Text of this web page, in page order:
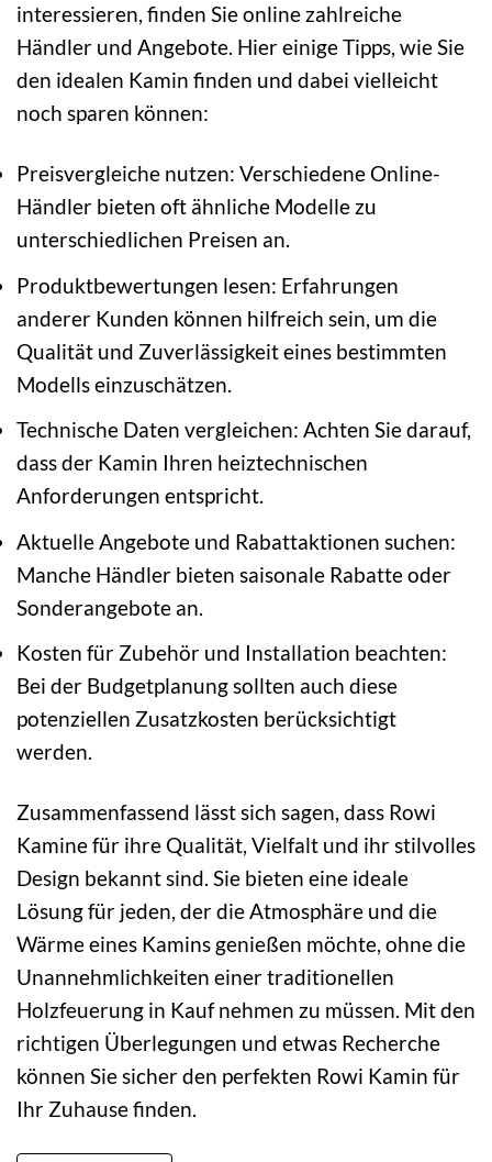
interessieren, finden Sie online zahlreiche
Händler und Angebote. Hier einige Tipps, wie Sie
den idealen Kamin finden und dabei vielleicht
noch sparen können:
Preisvergleiche nutzen: Verschiedene Online-
Händler bieten oft ähnliche Modelle zu
unterschiedlichen Preisen an.
Produktbewertungen lesen: Erfahrungen
anderer Kunden können hilfreich sein, um die
Qualität und Zuverlässigkeit eines bestimmten
Modells einzuschätzen.
Technische Daten vergleichen: Achten Sie darauf,
dass der Kamin Ihren heiztechnischen
Anforderungen entspricht.
Aktuelle Angebote und Rabattaktionen suchen:
Manche Händler bieten saisonale Rabatte oder
Sonderangebote an.
Kosten für Zubehör und Installation beachten:
Bei der Budgetplanung sollten auch diese
potenziellen Zusatzkosten berücksichtigt
werden.
Zusammenfassend lässt sich sagen, dass Rowi
Kamine für ihre Qualität, Vielfalt und ihr stilvolles
Design bekannt sind. Sie bieten eine ideale
Lösung für jeden, der die Atmosphäre und die
Wärme eines Kamins genießen möchte, ohne die
Unannehmlichkeiten einer traditionellen
Holzfeuerung in Kauf nehmen zu müssen. Mit den
richtigen Überlegungen und etwas Recherche
können Sie sicher den perfekten Rowi Kamin für
Ihr Zuhause finden.